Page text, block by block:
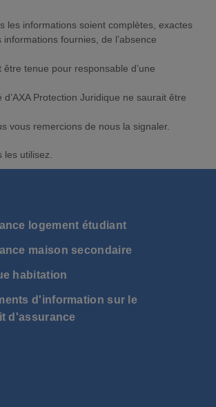
les informations soient complètes, exactes
fournies, de l’absence
tenue pour responsable d’une
Protection Juridique ne saurait être
vous remercions de nous la signaler.
utilisez.
logement étudiant
maison secondaire
habitation
d'information sur le
d'assurance